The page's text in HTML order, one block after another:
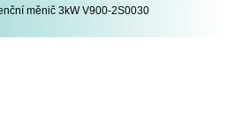
měnič 3kW V900-2S0030